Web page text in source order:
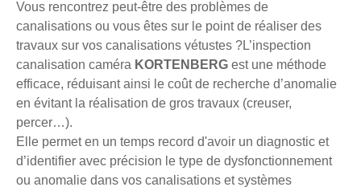
Vous rencontrez peut-être des problèmes de
canalisations ou vous êtes sur le point de réaliser des
travaux sur vos canalisations vétustes ?L’inspection
canalisation caméra KORTENBERG est une méthode
efficace, réduisant ainsi le coût de recherche d’anomalie
en évitant la réalisation de gros travaux (creuser,
percer…).
Elle permet en un temps record d'avoir un diagnostic et
d’identifier avec précision le type de dysfonctionnement
ou anomalie dans vos canalisations et systèmes